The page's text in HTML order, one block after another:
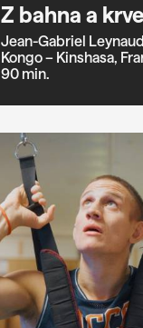
Z bahna a krve
Jean-Gabriel
Kongo – Kinshasa,
90 min.